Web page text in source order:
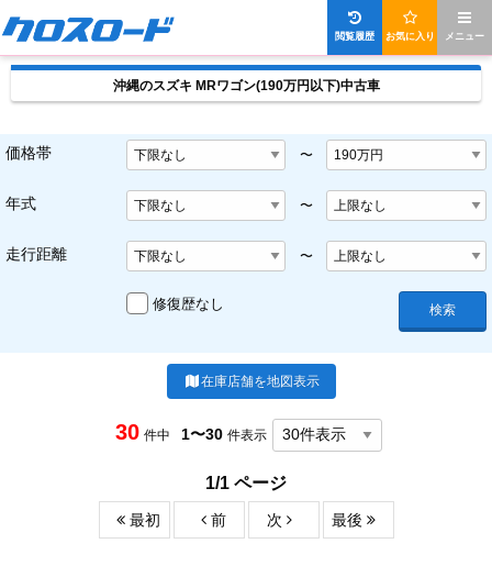
メニュー
お気に入り
閲覧履歴
沖縄のスズキ MRワゴン(190万円以下)中古車
価格帯 〜
年式 〜
走行距離 〜
修復歴なし 検索
在庫店舗を地図表示
30 件中 1〜30 件表示
1/1 ページ
最初 前 次 最後